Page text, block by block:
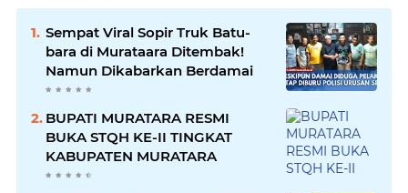
Sempat Viral Sopir Truk Batu-
bara di Murataara Ditembak!
Namun Dikabarkan Berdamai
BUPATI MURATARA RESMI
BUKA STQH KE-II TINGKAT
KABUPATEN MURATARA